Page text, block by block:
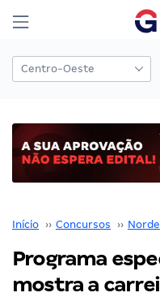
Início ›› Concursos ››
Programa
mostra a